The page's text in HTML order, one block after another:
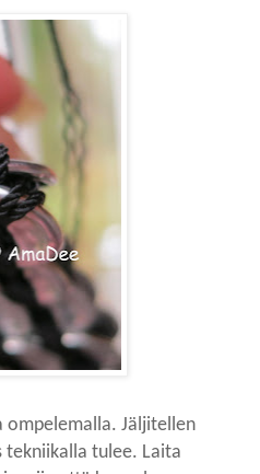
ompelemalla. Jäljitellen
tekniikalla tulee. Laita